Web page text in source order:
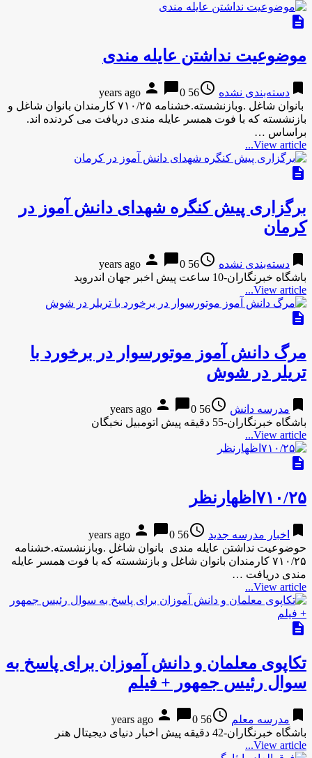
description
موضوعیت نداشتن عایله مندی
bookmark دسته‌بندی نشده access_time
56 years ago
person chat_bubble0
بانوان شاغل .وبازنشسته.خشنامه ۷۱۰/۲۵ کارمندان بانوان شاغل و
بازنشسته که با فوت همسر عایله مندی دریافت می کردنده اند.
براساس …
View article...
description
برگزاری پیش کنگره شهدای دانش آموز در
کرمان
bookmark دسته‌بندی نشده access_time
56 years ago
person chat_bubble0
باشگاه خبرنگاران-10 ساعت پیش اخبر جهان اندروید
View article...
description
مرگ دانش آموز موتورسوار در برخورد با
تریلر در شوش
bookmark مدرسه دانش access_time
56 years ago
person chat_bubble0
باشگاه خبرنگاران-55 دقیقه پیش اتومبیل نخبگان
View article...
description
۷۱۰/۲۵اظهارنظر
bookmark اخبار مدرسه جدید access_time
56 years ago
person chat_bubble0
حوضوعیت نداشتن عایله مندی بانوان شاغل .وبازنشسته.خشنامه
۷۱۰/۲۵ کارمندان بانوان شاغل و بازنشسته که با فوت همسر عایله
مندی دریافت …
View article...
description
تکاپوی معلمان و دانش آموزان برای پاسخ به
سوال رئیس جمهور + فیلم
bookmark مدرسه معلم access_time
56 years ago
person chat_bubble0
باشگاه خبرنگاران-42 دقیقه پیش اخبار دنیای دیجیتال هنر
View article...